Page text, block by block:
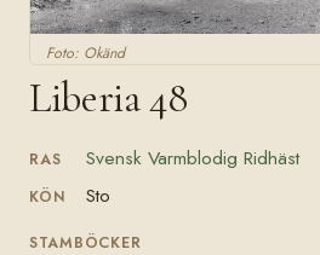
Foto: Okänd
Liberia 48
RAS Svensk Varmblodig Ridhäst
KÖN Sto
STAMBÖCKER